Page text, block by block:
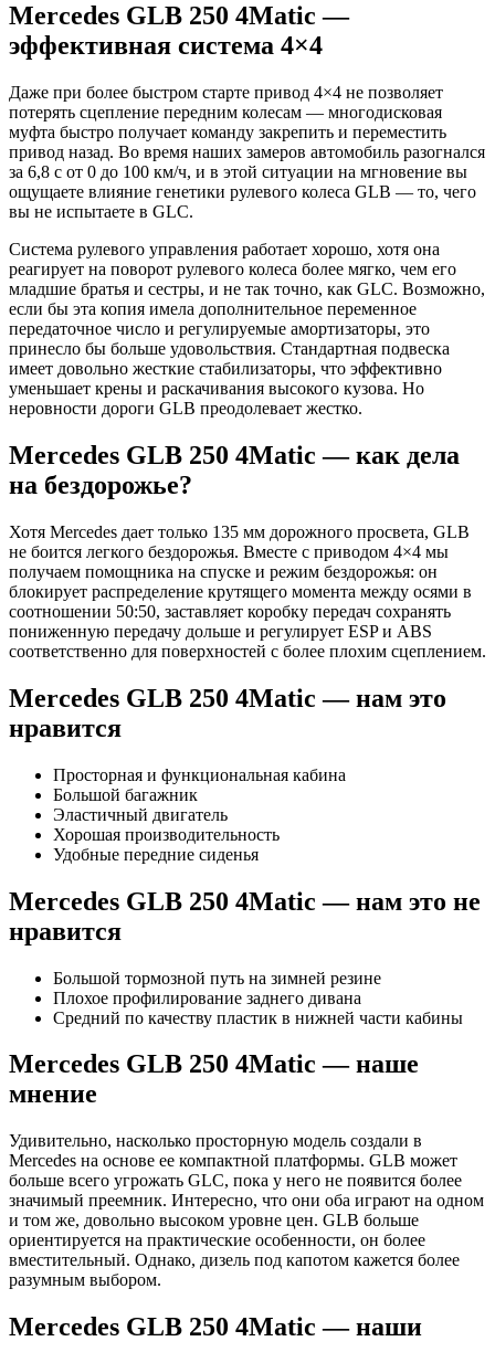
Mercedes GLB 250 4Matic —
эффективная система 4×4
Даже при более быстром старте привод 4×4 не позволяет
потерять сцепление передним колесам — многодисковая
муфта быстро получает команду закрепить и переместить
привод назад. Во время наших замеров автомобиль разогнался
за 6,8 с от 0 до 100 км/ч, и в этой ситуации на мгновение вы
ощущаете влияние генетики рулевого колеса GLB — то, чего
вы не испытаете в GLC.
Система рулевого управления работает хорошо, хотя она
реагирует на поворот рулевого колеса более мягко, чем его
младшие братья и сестры, и не так точно, как GLC. Возможно,
если бы эта копия имела дополнительное переменное
передаточное число и регулируемые амортизаторы, это
принесло бы больше удовольствия. Стандартная подвеска
имеет довольно жесткие стабилизаторы, что эффективно
уменьшает крены и раскачивания высокого кузова. Но
неровности дороги GLB преодолевает жестко.
Mercedes GLB 250 4Matic — как дела
на бездорожье?
Хотя Mercedes дает только 135 мм дорожного просвета, GLB
не боится легкого бездорожья. Вместе с приводом 4×4 мы
получаем помощника на спуске и режим бездорожья: он
блокирует распределение крутящего момента между осями в
соотношении 50:50, заставляет коробку передач сохранять
пониженную передачу дольше и регулирует ESP и ABS
соответственно для поверхностей с более плохим сцеплением.
Mercedes GLB 250 4Matic — нам это
нравится
Просторная и функциональная кабина
Большой багажник
Эластичный двигатель
Хорошая производительность
Удобные передние сиденья
Mercedes GLB 250 4Matic — нам это не
нравится
Большой тормозной путь на зимней резине
Плохое профилирование заднего дивана
Средний по качеству пластик в нижней части кабины
Mercedes GLB 250 4Matic — наше
мнение
Удивительно, насколько просторную модель создали в
Mercedes на основе ее компактной платформы. GLB может
больше всего угрожать GLC, пока у него не появится более
значимый преемник. Интересно, что они оба играют на одном
и том же, довольно высоком уровне цен. GLB больше
ориентируется на практические особенности, он более
вместительный. Однако, дизель под капотом кажется более
разумным выбором.
Mercedes GLB 250 4Matic — наши